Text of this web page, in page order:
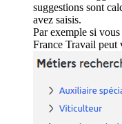
suggestions sont
avez saisis.
Par exemple si
France Travail peut